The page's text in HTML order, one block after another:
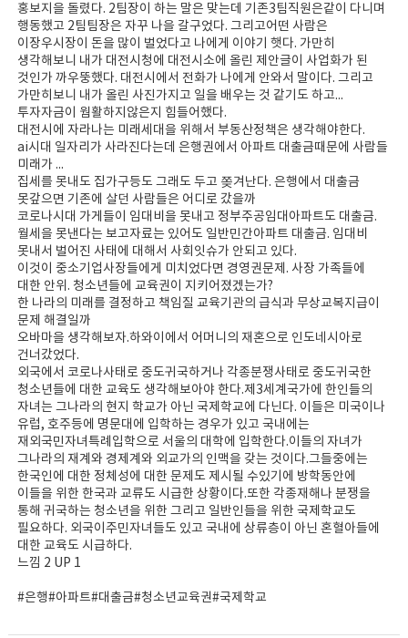
홍보지을 돌렸다. 2팀장이 하는 말은 맞는데 기존3팀직원은같이 다니며
행동했고 2팀팀장은 자꾸 나을 갈구었다. 그리고어떤 사람은
이장우시장이 돈을 많이 벌었다고 나에게 이야기 햇다. 가만히
생각해보니 내가 대전시청에 대전시소에 올린 제안글이 사업화가 된
것인가 까우뚱했다. 대전시에서 전화가 나에게 안와서 말이다. 그리고
가만히보니 내가 올린 사진가지고 일을 배우는 것 같기도 하고...
투자자금이 웜활하지않은지 힘들어했다.
대전시에 자라나는 미래세대을 위해서 부동산정책은 생각해야한다.
ai시대 일자리가 사라진다는데 은행권에서 아파트 대출금때문에 사람들
미래가 ...
집세를 못내도 집가구등도 그래도 두고 쫒겨난다. 은행에서 대출금
못갚으면 기존에 살던 사람들은 어디로 갔을까
코로나시대 가게들이 임대비을 못내고 정부주공임대아파트도 대출금.
월세을 못낸다는 보고자료는 있어도 일반민간아파트 대출금. 임대비
못내서 벌어진 사태에 대해서 사회잇슈가 안되고 있다.
이것이 중소기업사장들에게 미치었다면 경영권문제. 사장 가족들에
대한 안위. 청소년들에 교육권이 지키어졌겠는가?
한 나라의 미래를 결정하고 책임질 교육기관의 급식과 무상교복지급이
문제 해결일까
오바마을 생각해보자.하와이에서 어머니의 재혼으로 인도네시아로
건너갔었다.
외국에서 코로나사태로 중도귀국하거나 각종분쟁사태로 중도귀국한
청소년들에 대한 교육도 생각해보아야 한다.제3세계국가에 한인들의
자녀는 그나라의 현지 학교가 아닌 국제학교에 다닌다. 이들은 미국이나
유럽, 호주등에 명문대에 입학하는 경우가 있고 국내에는
재외국민자녀특례입학으로 서울의 대학에 입학한다.이들의 자녀가
그나라의 재계와 경제계와 외교가의 인맥을 갖는 것이다.그들중에는
한국인에 대한 정체성에 대한 문제도 제시될 수있기에 방학동안에
이들을 위한 한국과 교류도 시급한 상황이다.또한 각종재해나 분쟁을
통해 귀국하는 청소년을 위한 그리고 일반인들을 위한 국제학교도
필요하다. 외국이주민자녀들도 있고 국내에 상류층이 아닌 혼혈아들에
대한 교육도 시급하다.
느낌 2 UP 1
#은행#아파트#대출금#청소년교육권#국제학교